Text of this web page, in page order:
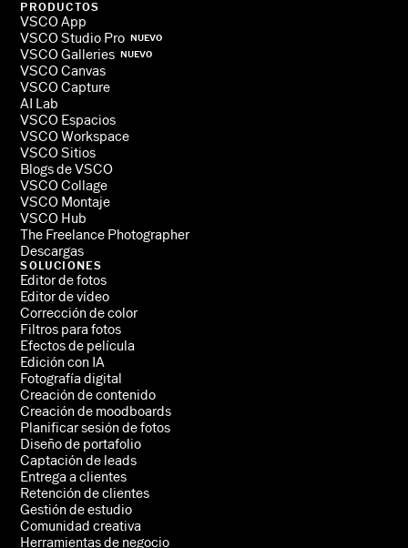
PRODUCTOS
VSCO App
VSCO Studio Pro NUEVO
VSCO Galleries NUEVO
VSCO Canvas
VSCO Capture
AI Lab
VSCO Espacios
VSCO Workspace
VSCO Sitios
Blogs de VSCO
VSCO Collage
VSCO Montaje
VSCO Hub
The Freelance Photographer
Descargas
SOLUCIONES
Editor de fotos
Editor de vídeo
Corrección de color
Filtros para fotos
Efectos de película
Edición con IA
Fotografía digital
Creación de contenido
Creación de moodboards
Planificar sesión de fotos
Diseño de portafolio
Captación de leads
Entrega a clientes
Retención de clientes
Gestión de estudio
Comunidad creativa
Herramientas de negocio